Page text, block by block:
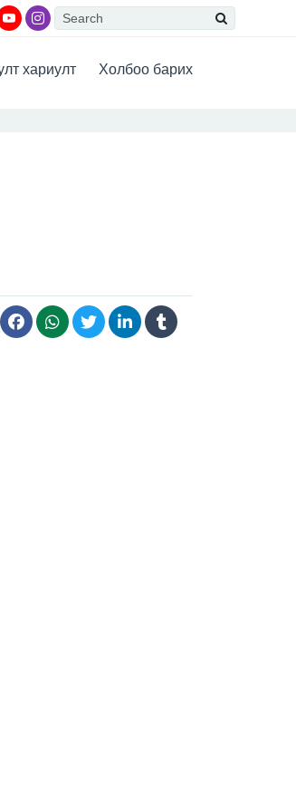
хариулт Холбоо барих